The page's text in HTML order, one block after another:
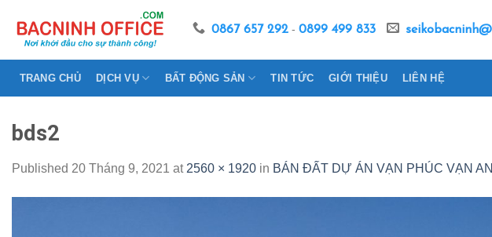
content
0867 657 292 - 0899 499 833
TRANG CHỦ DỊCH VỤ BẤT ĐỘNG SẢN TIN TỨC GIỚI THIỆU LIÊN HỆ
bds2
Published 20 Tháng 9, 2021 at 2560 × 1920 in BÁN ĐẤT DỰ ÁN VẠN PHÚC VẠN